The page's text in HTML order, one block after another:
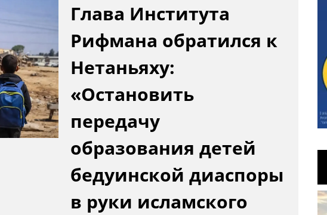
Глава Института
Рифмана обратился к
Нетаньяху:
«Остановить
передачу
образования детей
бедуинской диаспоры
в руки исламского